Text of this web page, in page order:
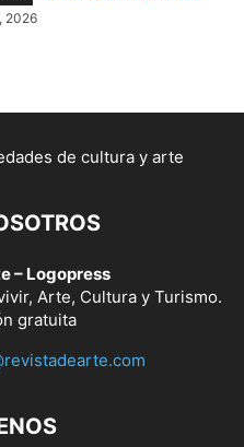
2026
– Logopress
Arte, Cultura y Turismo.
gratuita